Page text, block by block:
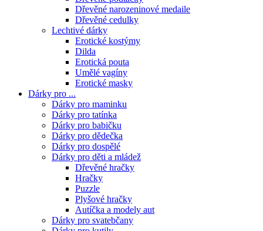
Dřevěné narozeninové medaile
Dřevěné cedulky
Lechtivé dárky
Erotické kostýmy
Dilda
Erotická pouta
Umělé vagíny
Erotické masky
Dárky pro ...
Dárky pro maminku
Dárky pro tatínka
Dárky pro babičku
Dárky pro dědečka
Dárky pro dospělé
Dárky pro děti a mládež
Dřevěné hračky
Hračky
Puzzle
Plyšové hračky
Autíčka a modely aut
Dárky pro svatebčany